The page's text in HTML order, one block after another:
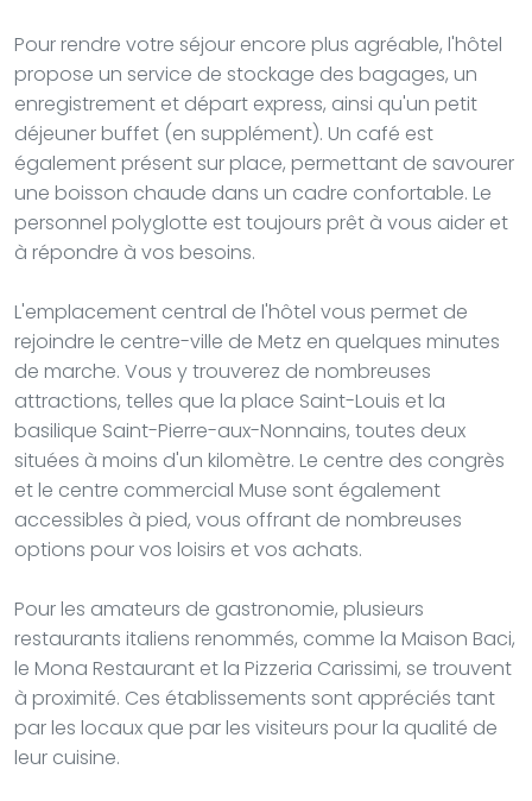
Pour rendre votre séjour encore plus agréable, l'hôtel
propose un service de stockage des bagages, un
enregistrement et départ express, ainsi qu'un petit
déjeuner buffet (en supplément). Un café est
également présent sur place, permettant de savourer
une boisson chaude dans un cadre confortable. Le
personnel polyglotte est toujours prêt à vous aider et
à répondre à vos besoins.
L'emplacement central de l'hôtel vous permet de
rejoindre le centre-ville de Metz en quelques minutes
de marche. Vous y trouverez de nombreuses
attractions, telles que la place Saint-Louis et la
basilique Saint-Pierre-aux-Nonnains, toutes deux
situées à moins d'un kilomètre. Le centre des congrès
et le centre commercial Muse sont également
accessibles à pied, vous offrant de nombreuses
options pour vos loisirs et vos achats.
Pour les amateurs de gastronomie, plusieurs
restaurants italiens renommés, comme la Maison Baci,
le Mona Restaurant et la Pizzeria Carissimi, se trouvent
à proximité. Ces établissements sont appréciés tant
par les locaux que par les visiteurs pour la qualité de
leur cuisine.